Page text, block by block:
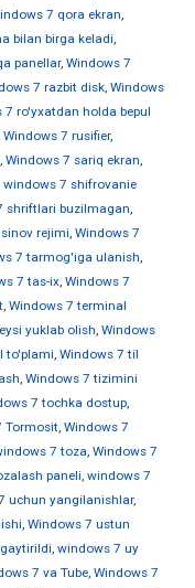
7 qora ekran,
bilan birga keladi,
panellar, Windows 7
7 razbit disk, Windows
7 ro'yxatdan holda bepul
Windows 7 rusifier,
, Windows 7 sariq ekran,
windows 7 shifrovanie
shriftlari buzilmagan,
rejimi, Windows 7
7 tarmog'iga ulanish,
7 tas-ix, Windows 7
, Windows 7 terminal
yuklab olish, Windows
to'plami, Windows 7 til
, Windows 7 tizimini
7 tochka dostup,
Tormosit, Windows 7
7 toza, Windows 7
paneli, windows 7
uchun yangilanishlar,
, Windows 7 ustun
, windows 7 uy
7 va Tube, Windows 7